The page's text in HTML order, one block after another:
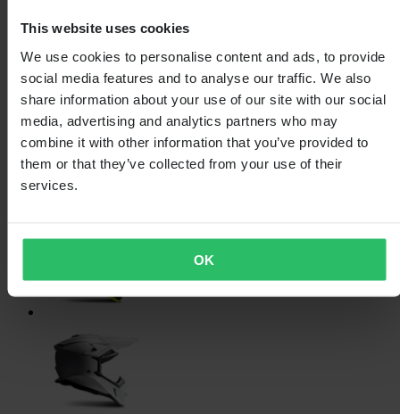
This website uses cookies
We use cookies to personalise content and ads, to provide
social media features and to analyse our traffic. We also
share information about your use of our site with our social
media, advertising and analytics partners who may
combine it with other information that you’ve provided to
them or that they’ve collected from your use of their
services.
OK